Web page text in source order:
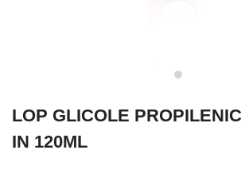
LOP GLICOLE
IN 120ML